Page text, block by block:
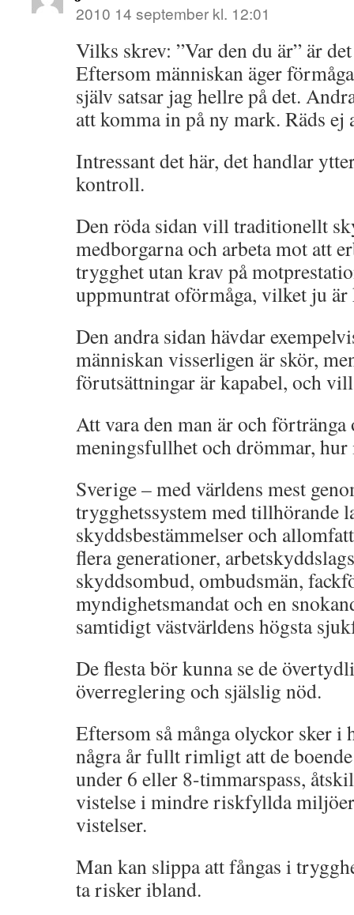
2010 14 september kl. 12:01
Vilks skrev: ”Var den du är” är
Eftersom människan äger
själv satsar jag hellre på det.
att komma in på ny mark. Räds ej
Intressant det här, det handlar
kontroll.
Den röda sidan vill traditionellt
medborgarna och arbeta mot att
trygghet utan krav på
uppmuntrat oförmåga, vilket ju
Den andra sidan hävdar
människan visserligen är skör,
förutsättningar är kapabel, och
Att vara den man är och
meningsfullhet och drömmar, hur
Sverige – med världens mest
trygghetssystem med tillhörande
skyddsbestämmelser och
flera generationer,
skyddsombud, ombudsmän,
myndighetsmandat och en
samtidigt västvärldens högsta
De flesta bör kunna se de
överreglering och själslig nöd.
Eftersom så många olyckor sker i
några år fullt rimligt att de
under 6 eller 8-timmarspass,
vistelse i mindre riskfyllda
vistelser.
Man kan slippa att fångas i
ta risker ibland.